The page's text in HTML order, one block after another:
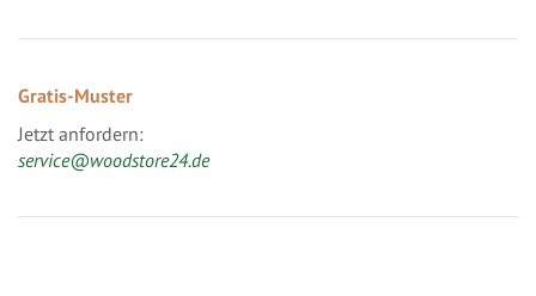
Gratis-Muster
Jetzt anfordern:
service@woodstore24.de